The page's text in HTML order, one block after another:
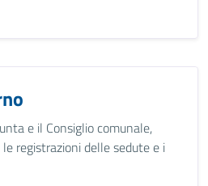
e il Consiglio comunale,
registrazioni delle sedute e i